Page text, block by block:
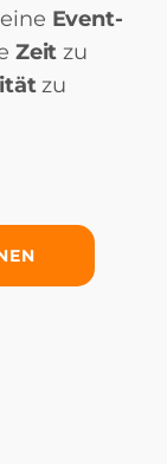
Event-
Zeitzu
zu